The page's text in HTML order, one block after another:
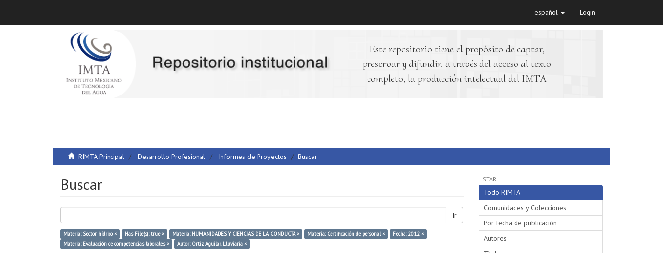
español Login
Este repositorio tiene el propósito de captar,
preservar y difundir, a través del acceso al texto
completo, la producción intelectual del IMTA
RIMTA Principal Desarrollo Profesional Informes de Proyectos Buscar
Buscar
Ir
Materia: Sector hídrico × Has File(s): true × Materia: HUMANIDADES Y CIENCIAS DE LA CONDUCTA × Materia: Certificación de personal ×
Fecha: 2012 ×
Materia: Evaluación de competencias laborales ×
Autor: Ortiz Aguilar, Lluviaria ×
LISTAR
Todo RIMTA
Comunidades y Colecciones
Por fecha de publicación
Autores